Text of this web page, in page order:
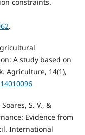
constraints.
.
A study based on
Agriculture, 14(1),
S. V., &
Evidence from
International